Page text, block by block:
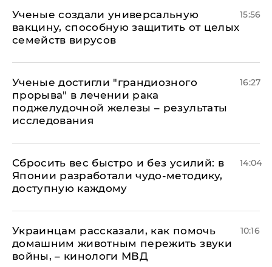
Ученые создали универсальную
вакцину, способную защитить от целых
семейств вирусов
15:56
Ученые достигли "грандиозного
прорыва" в лечении рака
поджелудочной железы – результаты
исследования
16:27
Сбросить вес быстро и без усилий: в
Японии разработали чудо-методику,
доступную каждому
14:04
Украинцам рассказали, как помочь
домашним животным пережить звуки
войны, – кинологи МВД
10:16